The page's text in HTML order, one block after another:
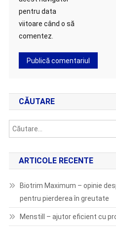
pentru data
viitoare când o să
comentez.
CĂUTARE
ARTICOLE RECENTE
Biotrim Maximum – opinie
pentru pierderea în greutate
Menstill – ajutor eficient cu